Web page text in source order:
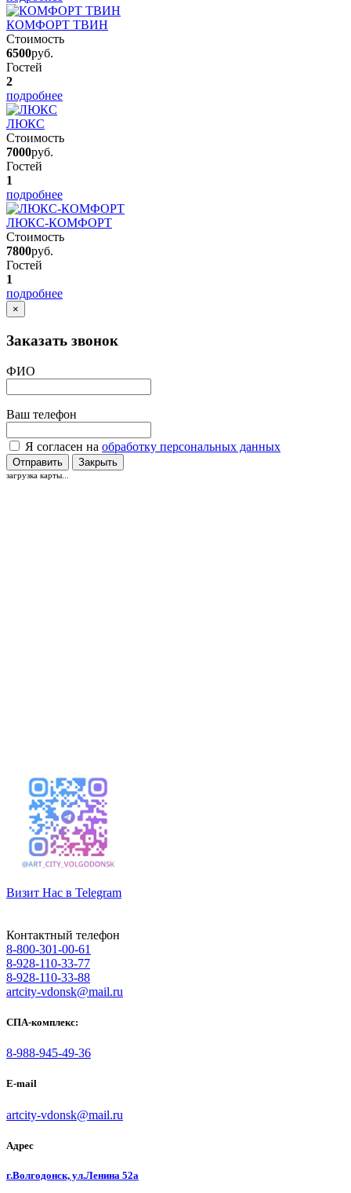
КОМФОРТ ТВИН
Стоимость
6500руб.
Гостей
2
подробнее
ЛЮКС
Стоимость
7000руб.
Гостей
1
подробнее
ЛЮКС-КОМФОРТ
Стоимость
7800руб.
Гостей
1
подробнее
×
Заказать звонок
ФИО
Ваш телефон
Я согласен на обработку персональных данных
Отправить Закрыть
загрузка карты...
Визит Нас в Telegram
Контактный телефон
8-800-301-00-61
8-928-110-33-77
8-928-110-33-88
artcity-vdonsk@mail.ru
СПА-комплекс:
8-988-945-49-36
E-mail
artcity-vdonsk@mail.ru
Адрес
г.Волгодонск, ул.Ленина 52а